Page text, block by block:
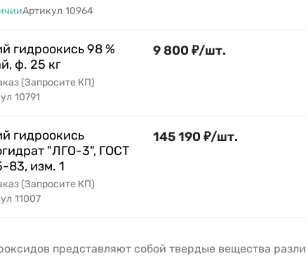
Артикул 10964
гидроокись 98 %
ф. 25 кг
(Запросите КП)
10791
9 800 ₽/шт.
гидроокись
"ЛГО-3", ГОСТ
83, изм. 1
(Запросите КП)
11007
145 190 ₽/шт.
представляют собой твердые вещества